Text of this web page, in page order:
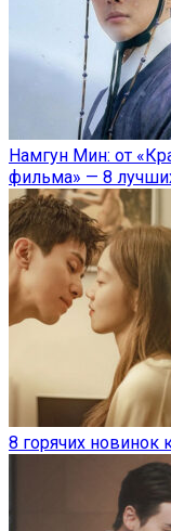
Намгун Мин: от
фильма» — 8
8 горячих новинок